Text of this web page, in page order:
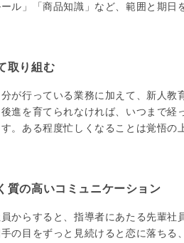
ル」「商品知識」など、範囲と期日
取り組む
が行っている業務に加えて、新人教
進を育てられなければ、いつまで
。ある程度忙しくなることは覚悟の
質の高いコミュニケーション
からすると、指導者にあたる先輩
の目をずっと見続けると恋に落ち